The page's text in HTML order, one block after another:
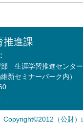
推進課
部 生涯学習推進センター
新セミナーパーク内）
Copyright©2012（公財）